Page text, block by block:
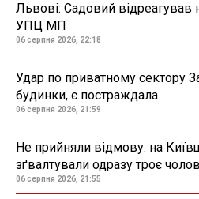
Львові: Садовий відреагував
УПЦ МП
06 серпня 2026, 22:18
Удар по приватному сектору
будинки, є постраждала
06 серпня 2026, 21:59
Не прийняли відмову: на
зґвалтували одразу троє
06 серпня 2026, 21:55